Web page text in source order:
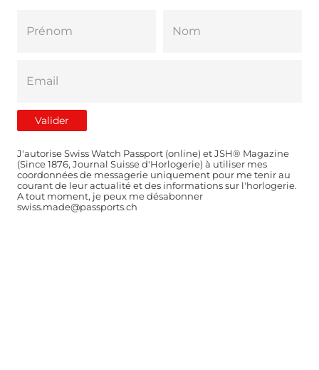
J'autorise Swiss Watch Passport (online) et JSH® Magazine
(Since 1876, Journal Suisse d'Horlogerie) à utiliser mes
coordonnées de messagerie uniquement pour me tenir au
courant de leur actualité et des informations sur l'horlogerie.
A tout moment, je peux me désabonner
swiss.made@passports.ch